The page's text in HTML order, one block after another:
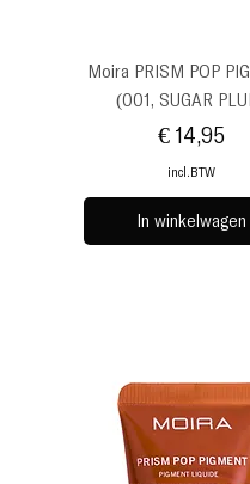
Moira PRISM POP
(001, SUGAR
Prijs
€ 14,95
incl.BTW
In winkelwagen